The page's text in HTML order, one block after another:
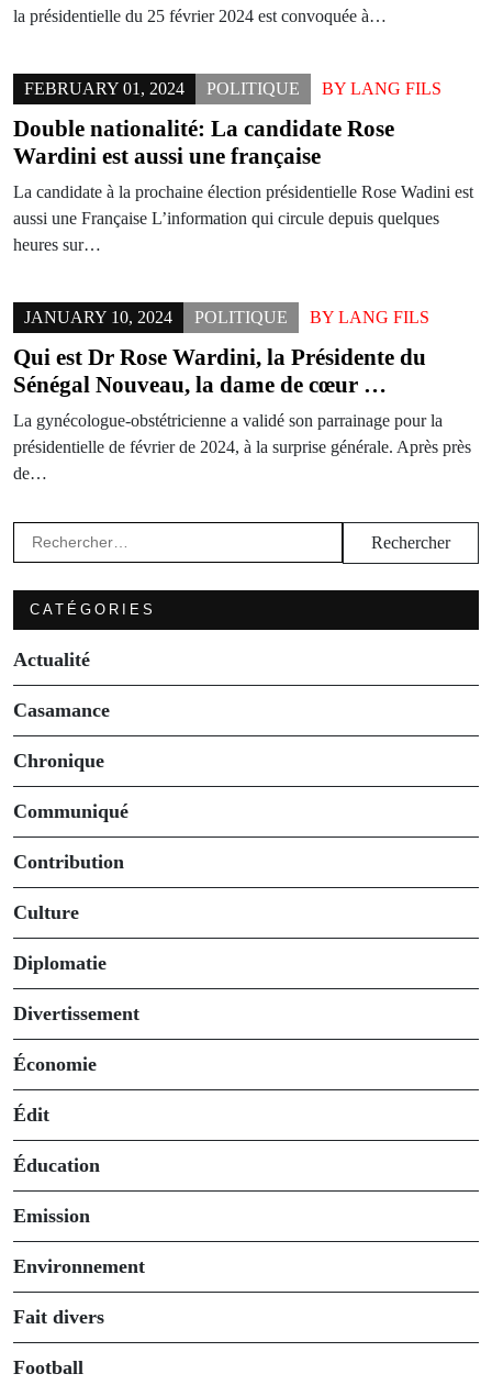
la présidentielle du 25 février 2024 est convoquée à…
FEBRUARY 01, 2024 POLITIQUE BY LANG FILS
Double nationalité: La candidate Rose
Wardini est aussi une française
La candidate à la prochaine élection présidentielle Rose Wadini est
aussi une Française L’information qui circule depuis quelques
heures sur…
JANUARY 10, 2024 POLITIQUE BY LANG FILS
Qui est Dr Rose Wardini, la Présidente du
Sénégal Nouveau, la dame de cœur …
La gynécologue-obstétricienne a validé son parrainage pour la
présidentielle de février de 2024, à la surprise générale. Après près
de…
Rechercher :
CATÉGORIES
Actualité
Casamance
Chronique
Communiqué
Contribution
Culture
Diplomatie
Divertissement
Économie
Édit
Éducation
Emission
Environnement
Fait divers
Football